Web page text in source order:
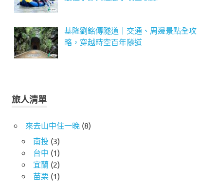
基隆劉銘傳隧道｜交通、周邊景點全攻
略，穿越時空百年隧道
旅人清單
來去山中住一晚(8)
南投 (3)
台中 (1)
宜蘭(2)
苗栗(1)